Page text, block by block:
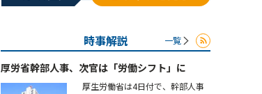
時事解説 一覧
厚労省幹部人事、次官は「労働シフト」に
厚生労働省は4日付で、幹部人事